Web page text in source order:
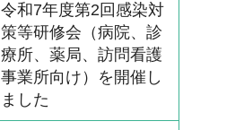
令和7年度第2回感染対
策等研修会（病院、診
療所、薬局、訪問看護
事業所向け）を開催し
ました